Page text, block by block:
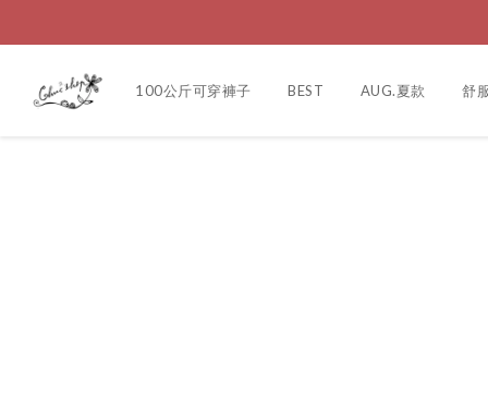
100公斤可穿褲子 BEST AUG.夏款 舒